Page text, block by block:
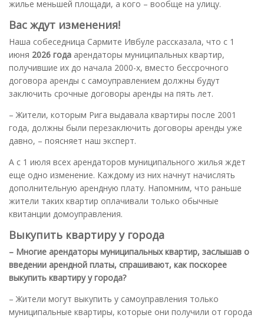
жилье меньшей площади, а кого – вообще на улицу.
Вас ждут изменения!
Наша собеседница Сармите Ивбуле рассказала, что с 1
июня 2026 года арендаторы муниципальных квартир,
получившие их до начала 2000-х, вместо бессрочного
договора аренды с самоуправлением должны будут
заключить срочные договоры аренды на пять лет.
– Жители, которым Рига выдавала квартиры после 2001
года, должны были перезаключить договоры аренды уже
давно, – поясняет наш эксперт.
А с 1 июля всех арендаторов муниципального жилья ждет
еще одно изменение. Каждому из них начнут начислять
дополнительную арендную плату. Напомним, что раньше
жители таких квартир оплачивали только обычные
квитанции домоуправления.
Выкупить квартиру у города
– Многие арендаторы муниципальных квартир, заслышав о
введении арендной платы, спрашивают, как поскорее
выкупить квартиру у города?
– Жители могут выкупить у самоуправления только
муниципальные квартиры, которые они получили от города